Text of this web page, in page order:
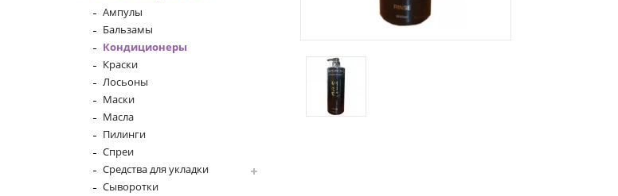
Ампулы
Бальзамы
Кондиционеры
Краски
Лосьоны
Маски
Масла
Пилинги
Спреи
Средства для укладки
Сыворотки